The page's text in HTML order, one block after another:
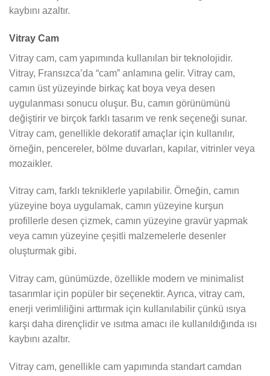
kaybını azaltır.
Vitray Cam
Vitray cam, cam yapımında kullanılan bir teknolojidir.
Vitray, Fransızca’da “cam” anlamına gelir. Vitray cam,
camın üst yüzeyinde birkaç kat boya veya desen
uygulanması sonucu oluşur. Bu, camın görünümünü
değiştirir ve birçok farklı tasarım ve renk seçeneği sunar.
Vitray cam, genellikle dekoratif amaçlar için kullanılır,
örneğin, pencereler, bölme duvarları, kapılar, vitrinler veya
mozaikler.
Vitray cam, farklı tekniklerle yapılabilir. Örneğin, camın
yüzeyine boya uygulamak, camın yüzeyine kurşun
profillerle desen çizmek, camın yüzeyine gravür yapmak
veya camın yüzeyine çeşitli malzemelerle desenler
oluşturmak gibi.
Vitray cam, günümüzde, özellikle modern ve minimalist
tasarımlar için popüler bir seçenektir. Ayrıca, vitray cam,
enerji verimliliğini arttırmak için kullanılabilir çünkü ısıya
karşı daha dirençlidir ve ısıtma amacı ile kullanıldığında ısı
kaybını azaltır.
Vitray cam, genellikle cam yapımında standart camdan